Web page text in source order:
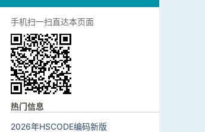
手机扫一扫直达本页面
热门信息
2026年HSCODE编码新版